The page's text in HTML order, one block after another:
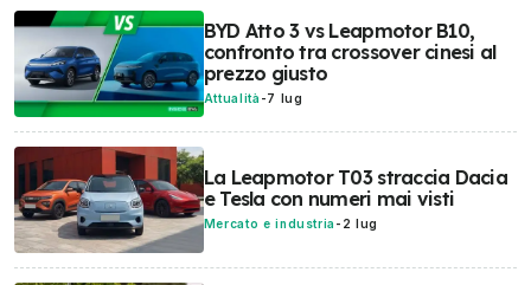
BYD Atto 3 vs Leapmotor B10,
confronto tra crossover cinesi al
prezzo giusto
Attualità -7 lug
La Leapmotor T03 straccia Dacia
e Tesla con numeri mai visti
Mercato e industria - 2 lug